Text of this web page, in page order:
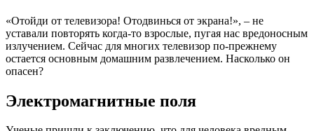
«Отойди от телевизора! Отодвинься от экрана!», – не
уставали повторять когда-то взрослые, пугая нас вредоносным
излучением. Сейчас для многих телевизор по-прежнему
остается основным домашним развлечением. Насколько он
опасен?
Электромагнитные поля